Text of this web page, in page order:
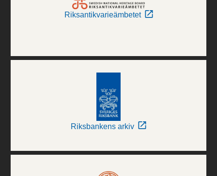
Riksantikvarieämbetet
Riksbankens arkiv